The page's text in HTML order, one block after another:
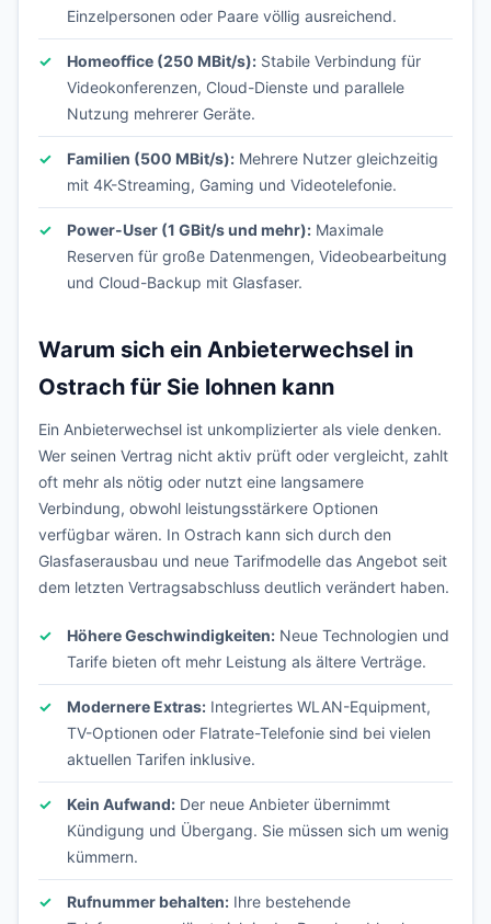
Einzelpersonen oder Paare völlig ausreichend.
Homeoffice (250 MBit/s): Stabile Verbindung für
Videokonferenzen, Cloud-Dienste und parallele
Nutzung mehrerer Geräte.
Familien (500 MBit/s): Mehrere Nutzer gleichzeitig
mit 4K-Streaming, Gaming und Videotelefonie.
Power-User (1 GBit/s und mehr): Maximale
Reserven für große Datenmengen, Videobearbeitung
und Cloud-Backup mit Glasfaser.
Warum sich ein Anbieterwechsel in
Ostrach für Sie lohnen kann
Ein Anbieterwechsel ist unkomplizierter als viele denken.
Wer seinen Vertrag nicht aktiv prüft oder vergleicht, zahlt
oft mehr als nötig oder nutzt eine langsamere
Verbindung, obwohl leistungsstärkere Optionen
verfügbar wären. In Ostrach kann sich durch den
Glasfaserausbau und neue Tarifmodelle das Angebot seit
dem letzten Vertragsabschluss deutlich verändert haben.
Höhere Geschwindigkeiten: Neue Technologien und
Tarife bieten oft mehr Leistung als ältere Verträge.
Modernere Extras: Integriertes WLAN-Equipment,
TV-Optionen oder Flatrate-Telefonie sind bei vielen
aktuellen Tarifen inklusive.
Kein Aufwand: Der neue Anbieter übernimmt
Kündigung und Übergang. Sie müssen sich um wenig
kümmern.
Rufnummer behalten: Ihre bestehende